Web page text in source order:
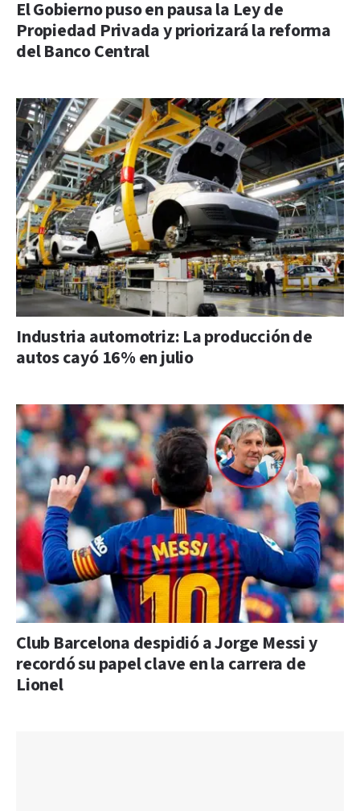
El Gobierno puso en pausa la Ley de
Propiedad Privada y priorizará la reforma
del Banco Central
Industria automotriz: La producción de
autos cayó 16% en julio
Club Barcelona despidió a Jorge Messi y
recordó su papel clave en la carrera de
Lionel